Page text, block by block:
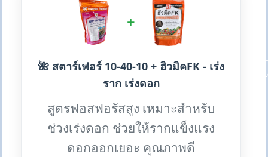
+
🌺 สตาร์เฟอร์ 10-40-10 + ฮิวมิคFK - เร่ง
ราก เร่งดอก
สูตรฟอสฟอรัสสูง เหมาะสำหรับ
ช่วงเร่งดอก ช่วยให้รากแข็งแรง
ดอกออกเยอะ คุณภาพดี